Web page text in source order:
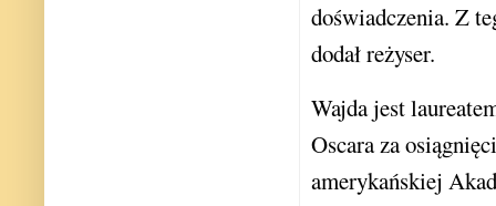
doświadczenia. Z
dodał reżyser.
Wajda jest
Oscara za
amerykańskiej